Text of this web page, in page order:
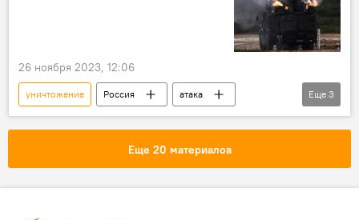
26 ноября 2023, 12:06
уничтожение Россия
атака
попытка
беспилотник
Еще 3
Еще 20 материалов